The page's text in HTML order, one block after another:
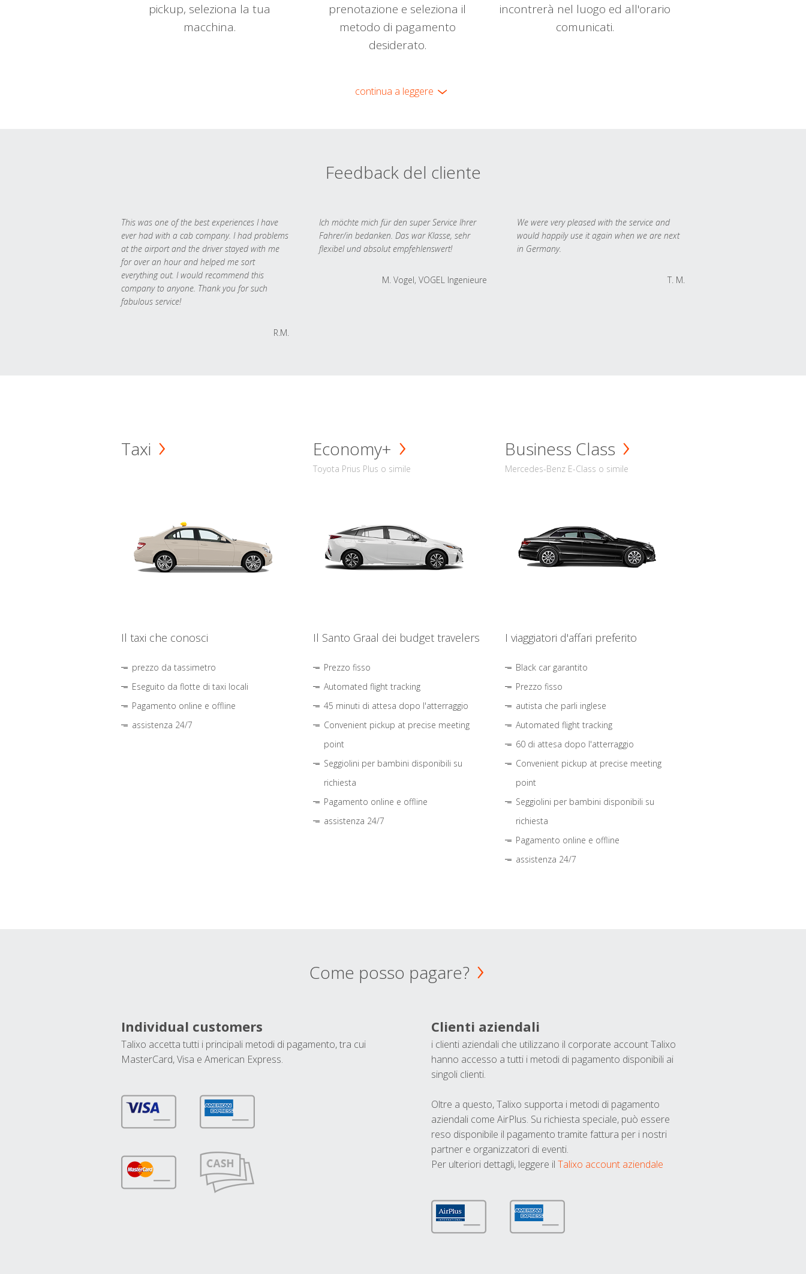
pickup, seleziona la tua
macchina.
prenotazione e seleziona il
metodo di pagamento
desiderato.
incontrerà nel luogo ed all'orario
comunicati.
continua a leggere
Feedback del cliente
This was one of the best experiences I have
ever had with a cab company. I had problems
at the airport and the driver stayed with me
for over an hour and helped me sort
everything out. I would recommend this
company to anyone. Thank you for such
fabulous service!
R.M.
Ich möchte mich für den super Service Ihrer
Fahrer/in bedanken. Das war Klasse, sehr
flexibel und absolut empfehlenswert!
M. Vogel, VOGEL Ingenieure
We were very pleased with the service and
would happily use it again when we are next
in Germany.
T. M.
Taxi
Il taxi che conosci
prezzo da tassimetro
Eseguito da flotte di taxi locali
Pagamento online e offline
assistenza 24/7
Economy+
Toyota Prius Plus o simile
Il Santo Graal dei budget travelers
Prezzo fisso
Automated flight tracking
45 minuti di attesa dopo l'atterraggio
Convenient pickup at precise meeting
point
Seggiolini per bambini disponibili su
richiesta
Pagamento online e offline
assistenza 24/7
Business Class
Mercedes-Benz E-Class o simile
I viaggiatori d'affari preferito
Black car garantito
Prezzo fisso
autista che parli inglese
Automated flight tracking
60 di attesa dopo l'atterraggio
Convenient pickup at precise meeting
point
Seggiolini per bambini disponibili su
richiesta
Pagamento online e offline
assistenza 24/7
Come posso pagare?
Individual customers
Talixo accetta tutti i principali metodi di pagamento, tra cui
MasterCard, Visa e American Express.
Clienti aziendali
i clienti aziendali che utilizzano il corporate account Talixo
hanno accesso a tutti i metodi di pagamento disponibili ai
singoli clienti.
Oltre a questo, Talixo supporta i metodi di pagamento
aziendali come AirPlus. Su richiesta speciale, può essere
reso disponibile il pagamento tramite fattura per i nostri
partner e organizzatori di eventi.
Per ulteriori dettagli, leggere il Talixo account aziendale